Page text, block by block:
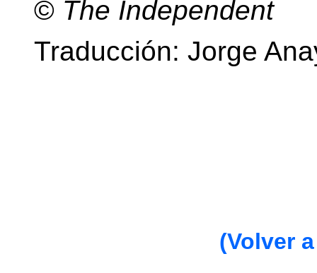
© The Independent
Traducción: Jorge
(Volver